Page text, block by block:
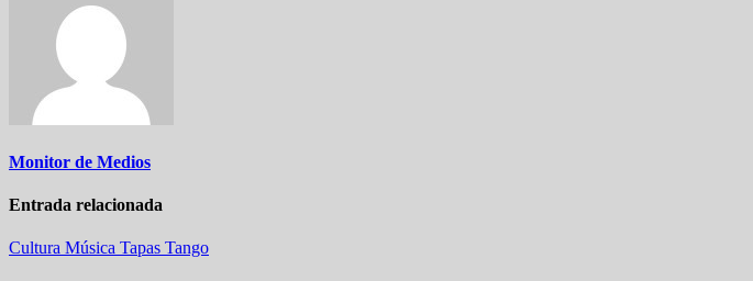
Monitor de Medios
Entrada relacionada
Cultura Música Tapas Tango